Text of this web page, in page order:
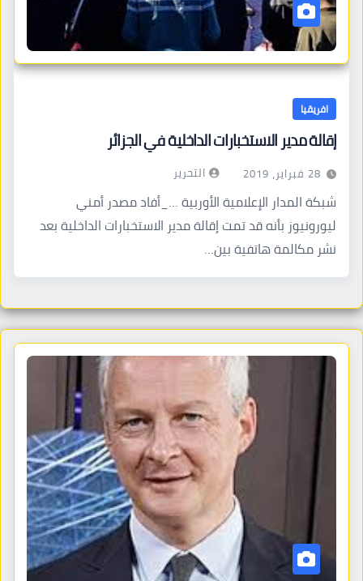
افريقيا
إقالة مدير الاستخبارات الداخلية في الجزائر
28 فبراير، 2019 التحرير
شبكة المدار الإعلامية الأوربية …_أفاد مصدر أمني
ليورونيوز بأنه قد تمت إقالة مدير الاستخبارات الداخلية بعد
نشر مكالمة هاتفية بين…